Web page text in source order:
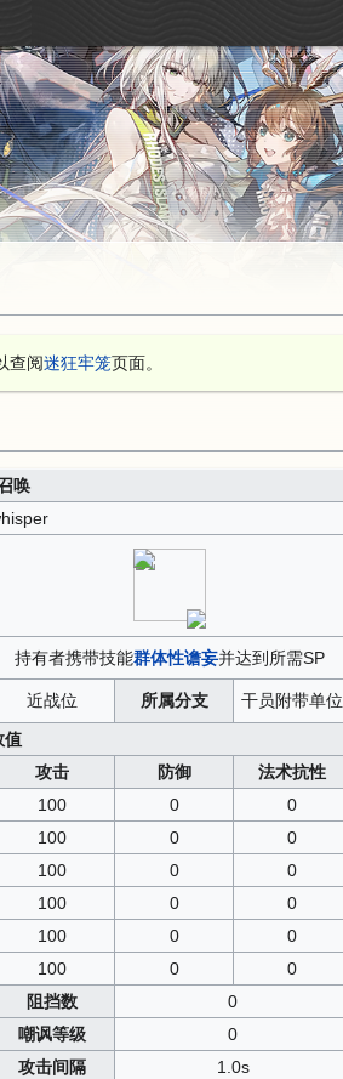
查阅迷狂牢笼页面。
唤
持有者携带技能群体性谵妄并达到所需SP
近战位 所属分支
干员附带单位
值
攻击 防御
法术抗性
100 0
0
100 0
0
100 0
0
100 0
0
100 0
0
100 0
0
阻挡数
0
嘲讽等级
0
攻击间隔
1.0s